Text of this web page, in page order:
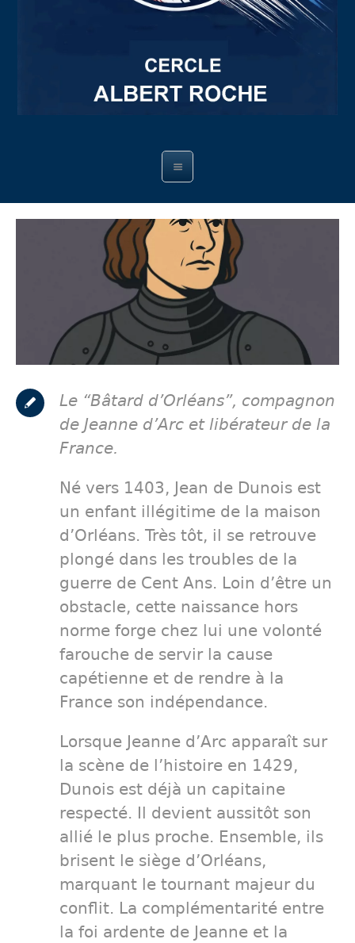
Le “Bâtard d’Orléans”, compagnon
de Jeanne d’Arc et libérateur de la
France.
Né vers 1403, Jean de Dunois est
un enfant illégitime de la maison
d’Orléans. Très tôt, il se retrouve
plongé dans les troubles de la
guerre de Cent Ans. Loin d’être un
obstacle, cette naissance hors
norme forge chez lui une volonté
farouche de servir la cause
capétienne et de rendre à la
France son indépendance.
Lorsque Jeanne d’Arc apparaît sur
la scène de l’histoire en 1429,
Dunois est déjà un capitaine
respecté. Il devient aussitôt son
allié le plus proche. Ensemble, ils
brisent le siège d’Orléans,
marquant le tournant majeur du
conflit. La complémentarité entre
la foi ardente de Jeanne et la